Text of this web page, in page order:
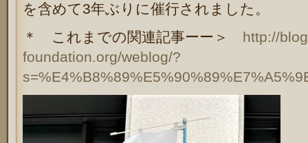
を含めて3年ぶりに催行されました。
＊ これまでの関連記事ーー＞ http://
foundation.org/weblog/?